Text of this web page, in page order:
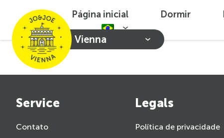
Vienna
Página inicial Dormir
Service
Contato
Legals
Política de privacidade